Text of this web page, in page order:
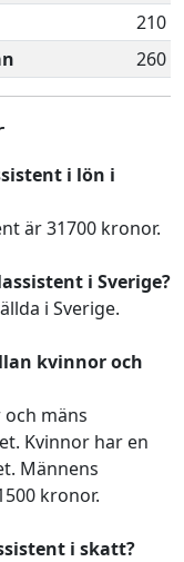
210
260
i lön i
är 31700 kronor.
i Sverige?
i Sverige.
kvinnor och
mäns
Kvinnor har en
Männens
kronor.
i skatt?